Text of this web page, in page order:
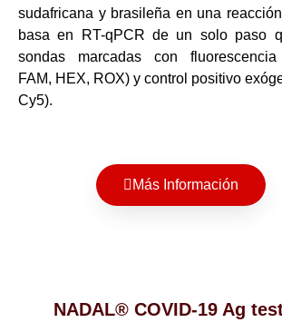
sudafricana y brasileña en una
basa en RT-qPCR de un solo paso
sondas marcadas con
FAM, HEX, ROX) y control positivo
Cy5).
Más Información
NADAL® COVID-19 Ag